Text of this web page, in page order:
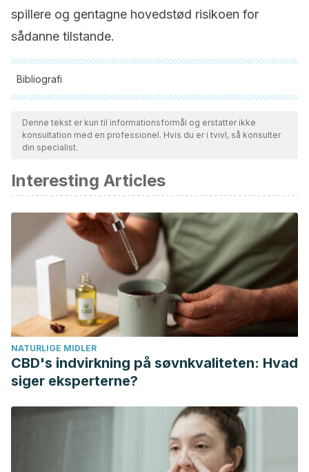
spillere og gentagne hovedstød risikoen for
sådanne tilstande.
Bibliografi
Alle citerede kilder blev grundigt gennemgået af vores team
for at sikre deres kvalitet, pålidelighed, aktualitet og validitet.
Bibliografien i denne artikel blev betragtet som pålidelig og af
Barnes, B. C., Cooper, L., Kirkendall, D. T., McDermott, T. P.,
Jordan, B. D., & Garrett, W. E., Jr (1998). Concussion history
in elite male and female soccer players. The American
journal of sports medicine, 26(3), 433–438. Consultado el
10 de julio de
2023.
https://doi.org/10.1177/03635465980260031601
Mackay, D. F., Russell, E. R., Stewart, K., MacLean, J. A., Pell,
J. P., & Stewart, W. (2019). Neurodegenerative Disease
Mortality among Former Professional Soccer Players. The
New England journal of medicine, 381(19), 1801–
1808. Consultado el 10 de julio de 2023.
https://doi.org/10.1056/NEJMoa1908483
Moreno, A. L. (2022). Consecuencias del golpeo de balón
con la cabeza en el fútbol. Monográfico sobre el
traumatismo craneoencefálico y conmoción cerebral en el
deporte. Arch Med Deporte 2022; 39(5): 265-268.
Denne tekst er kun til informationsformål og erstatter ikke
konsultation med en professionel. Hvis du er i tvivl, så konsulter
din specialist.
Interesting Articles
NATURLIGE MIDLER
CBD's indvirkning på søvnkvaliteten: Hvad
siger eksperterne?